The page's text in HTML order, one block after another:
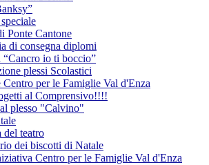
Ponte Cantone
di consegna diplomi
io ti boccio”
plessi Scolastici
per le Famiglie Val d'Enza
al Comprensivo!!!!
plesso "Calvino"
del teatro
dei biscotti di Natale
Centro per le Famiglie Val d'Enza